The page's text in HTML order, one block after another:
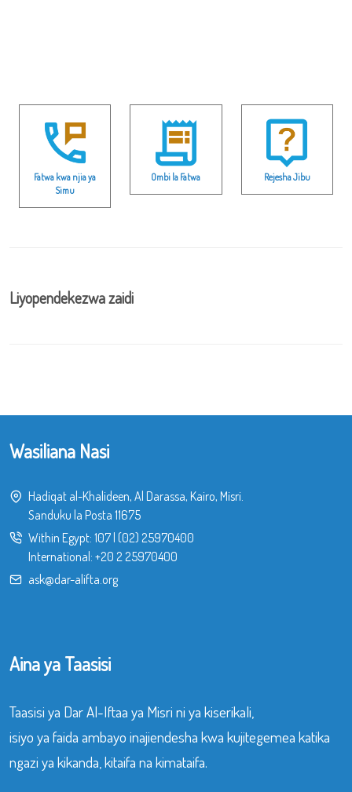
Fatwa kwa njia ya
Simu
Ombi la Fatwa Rejesha Jibu
Liyopendekezwa zaidi
Wasiliana Nasi
Hadiqat al-Khalideen, Al Darassa, Kairo, Misri.
Sanduku la Posta 11675
Within Egypt: 107| (02) 25970400
International: +20 2 25970400
ask@dar-alifta.org
Aina ya Taasisi
Taasisi ya Dar Al-Iftaa ya Misri ni ya kiserikali,
isiyo ya faida ambayo inajiendesha kwa kujitegemea katika
ngazi ya kikanda, kitaifa na kimataifa.